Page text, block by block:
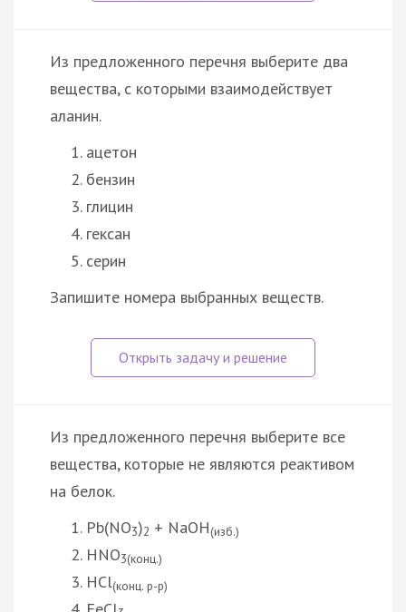
Из предложенного перечня выберите два
вещества, с которыми взаимодействует
аланин.
ацетон
бензин
глицин
гексан
серин
Запишите номера выбранных веществ.
Из предложенного перечня выберите все
вещества, которые не являются реактивом
на белок.
Pb(NO3)2 + NaOH(изб.)
HNO3(конц.)
HCl(конц. р-р)